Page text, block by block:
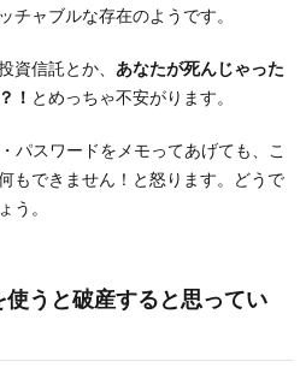
チャブルな存在のようです。
資信託とか、 あなたが死んじゃった
！ とめっちゃ不安がります。
パスワードをメモってあげても、こ
もできません！と怒ります。どうで
う。
うと破産すると思ってい